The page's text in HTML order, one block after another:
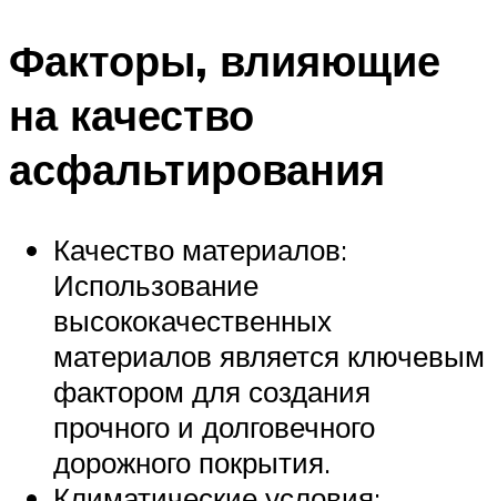
Факторы, влияющие
на качество
асфальтирования
Качество материалов:
Использование
высококачественных
материалов является ключевым
фактором для создания
прочного и долговечного
дорожного покрытия.